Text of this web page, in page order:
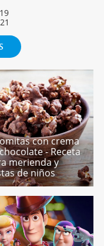
con crema
- Receta
merienda y
de niños